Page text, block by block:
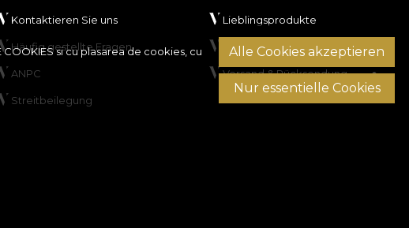
COOKIESsi cu plasarea de cookies, cu
Alle Cookies akzeptieren
Nur essentielle Cookies
Kontaktieren Sie uns
Häufig gestellte Fragen
ANPC
Streitbeilegung
Lieblingsprodukte
Zahlungsmethoden
Versand & Rücksendung